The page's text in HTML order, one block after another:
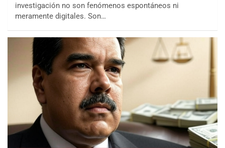
investigación no son fenómenos espontáneos ni
meramente digitales. Son…